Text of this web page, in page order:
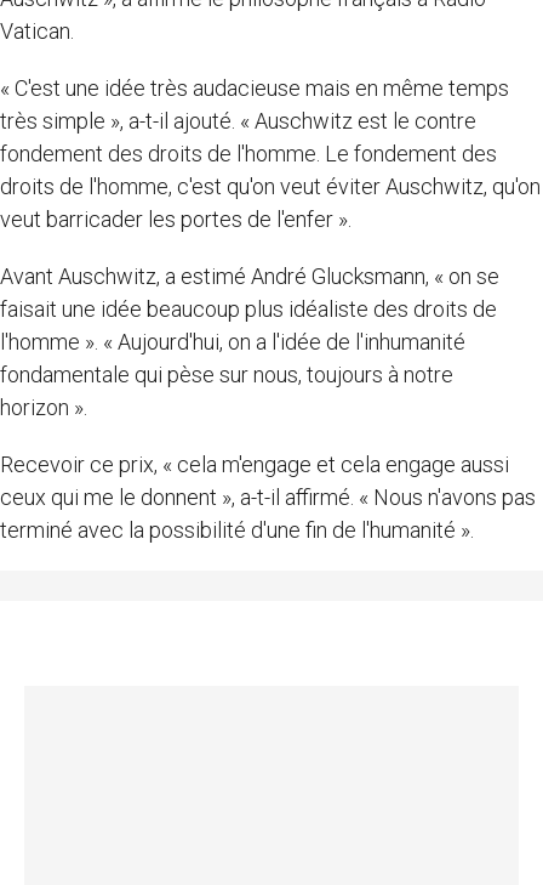
Vatican.
« C'est une idée très audacieuse mais en même temps
très simple », a-t-il ajouté. « Auschwitz est le contre
fondement des droits de l'homme. Le fondement des
droits de l'homme, c'est qu'on veut éviter Auschwitz, qu'on
veut barricader les portes de l'enfer ».
Avant Auschwitz, a estimé André Glucksmann, « on se
faisait une idée beaucoup plus idéaliste des droits de
l'homme ». « Aujourd'hui, on a l'idée de l'inhumanité
fondamentale qui pèse sur nous, toujours à notre
horizon ».
Recevoir ce prix, « cela m'engage et cela engage aussi
ceux qui me le donnent », a-t-il affirmé. « Nous n'avons pas
terminé avec la possibilité d'une fin de l'humanité ».